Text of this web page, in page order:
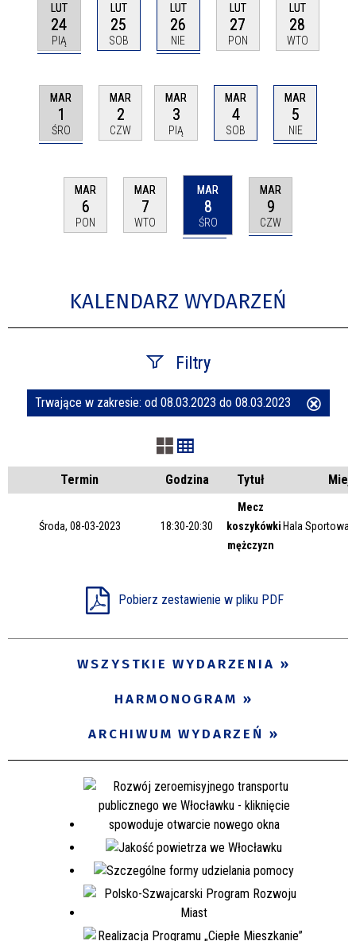
LUT
24
PIĄ
LUT
25
SOB
LUT
26
NIE
LUT
27
PON
LUT
28
WTO
MAR
1
ŚRO
MAR
2
CZW
MAR
3
PIĄ
MAR
4
SOB
MAR
5
NIE
MAR
6
PON
MAR
7
WTO
MAR
8
ŚRO
MAR
9
CZW
KALENDARZ WYDARZEŃ
Filtry
Szukana fraza
Kategoria
Trwające w zakresie
Trwające w zakresie: od 08.03.2023 do 08.03.2023
Termin Godzina Tytuł
Środa, 08-03-2023 18:30-20:30
Mecz
koszykówki
mężczyzn
Hala Sportowa
Pobierz zestawienie w pliku PDF
WSZYSTKIE WYDARZENIA
HARMONOGRAM
ARCHIWUM WYDARZEŃ